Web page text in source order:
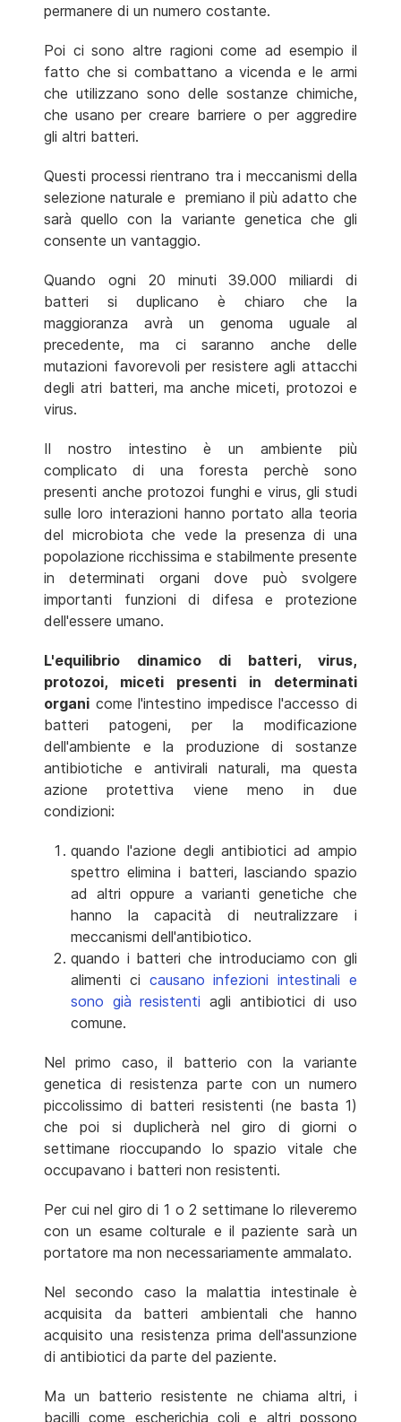
permanere di un numero costante.
Poi ci sono altre ragioni come ad esempio il
fatto che si combattano a vicenda e le armi
che utilizzano sono delle sostanze chimiche,
che usano per creare barriere o per aggredire
gli altri batteri.
Questi processi rientrano tra i meccanismi della
selezione naturale e premiano il più adatto che
sarà quello con la variante genetica che gli
consente un vantaggio.
Quando ogni 20 minuti 39.000 miliardi di
batteri si duplicano è chiaro che la
maggioranza avrà un genoma uguale al
precedente, ma ci saranno anche delle
mutazioni favorevoli per resistere agli attacchi
degli atri batteri, ma anche miceti, protozoi e
virus.
Il nostro intestino è un ambiente più
complicato di una foresta perchè sono
presenti anche protozoi funghi e virus, gli studi
sulle loro interazioni hanno portato alla teoria
del microbiota che vede la presenza di una
popolazione ricchissima e stabilmente presente
in determinati organi dove può svolgere
importanti funzioni di difesa e protezione
dell'essere umano.
L'equilibrio dinamico di batteri, virus,
protozoi, miceti presenti in determinati
organi come l'intestino impedisce l'accesso di
batteri patogeni, per la modificazione
dell'ambiente e la produzione di sostanze
antibiotiche e antivirali naturali, ma questa
azione protettiva viene meno in due
condizioni:
quando l'azione degli antibiotici ad ampio
spettro elimina i batteri, lasciando spazio
ad altri oppure a varianti genetiche che
hanno la capacità di neutralizzare i
meccanismi dell'antibiotico.
quando i batteri che introduciamo con gli
alimenti ci causano infezioni intestinali e
sono già resistenti agli antibiotici di uso
comune.
Nel primo caso, il batterio con la variante
genetica di resistenza parte con un numero
piccolissimo di batteri resistenti (ne basta 1)
che poi si duplicherà nel giro di giorni o
settimane rioccupando lo spazio vitale che
occupavano i batteri non resistenti.
Per cui nel giro di 1 o 2 settimane lo rileveremo
con un esame colturale e il paziente sarà un
portatore ma non necessariamente ammalato.
Nel secondo caso la malattia intestinale è
acquisita da batteri ambientali che hanno
acquisito una resistenza prima dell'assunzione
di antibiotici da parte del paziente.
Ma un batterio resistente ne chiama altri, i
bacilli come escherichia coli e altri possono